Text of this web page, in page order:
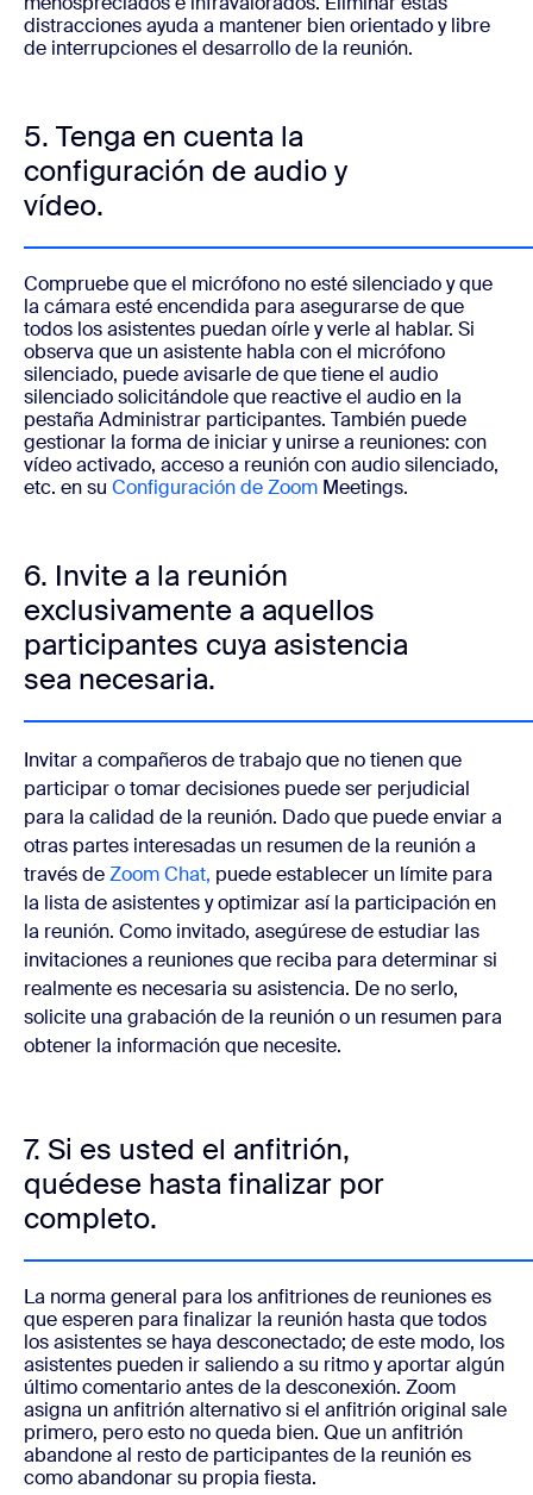
distracciones ayuda a mantener bien orientado y libre
de interrupciones el desarrollo de la reunión.
5. Tenga en cuenta la
configuración de audio y
vídeo.
Compruebe que el micrófono no esté silenciado y que
la cámara esté encendida para asegurarse de que
todos los asistentes puedan oírle y verle al hablar. Si
observa que un asistente habla con el micrófono
silenciado, puede avisarle de que tiene el audio
silenciado solicitándole que reactive el audio en la
pestaña Administrar participantes. También puede
gestionar la forma de iniciar y unirse a reuniones: con
vídeo activado, acceso a reunión con audio silenciado,
etc. en su Configuración de Zoom Meetings.
6. Invite a la reunión
exclusivamente a aquellos
participantes cuya asistencia
sea necesaria.
Invitar a compañeros de trabajo que no tienen que
participar o tomar decisiones puede ser perjudicial
para la calidad de la reunión. Dado que puede enviar a
otras partes interesadas un resumen de la reunión a
través deZoom Chat, puede establecer un límite para
la lista de asistentes y optimizar así la participación en
la reunión. Como invitado, asegúrese de estudiar las
invitaciones a reuniones que reciba para determinar si
realmente es necesaria su asistencia. De no serlo,
solicite una grabación de la reunión o un resumen para
obtener la información que necesite.
7. Si es usted el anfitrión,
quédese hasta finalizar por
completo.
La norma general para los anfitriones de reuniones es
que esperen para finalizar la reunión hasta que todos
los asistentes se haya desconectado; de este modo, los
asistentes pueden ir saliendo a su ritmo y aportar algún
último comentario antes de la desconexión. Zoom
asigna un anfitrión alternativo si el anfitrión original sale
primero, pero esto no queda bien. Que un anfitrión
abandone al resto de participantes de la reunión es
como abandonar su propia fiesta.